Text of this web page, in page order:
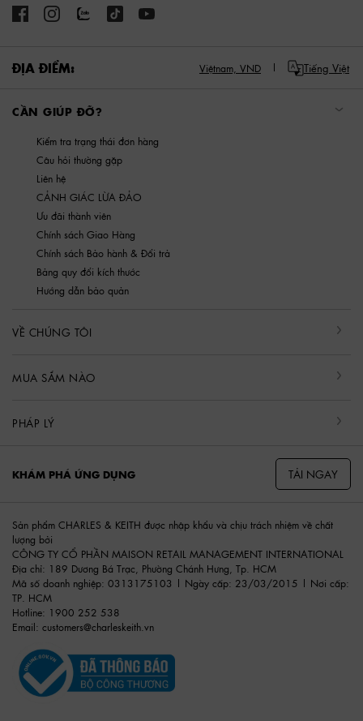
ĐỊA ĐIỂM: Việtnam, VND Tiếng Việt
CẦN GIÚP ĐỠ?
Kiểm tra trạng thái đơn hàng
Câu hỏi thường gặp
Liên hệ
CẢNH GIÁC LỪA ĐẢO
Ưu đãi thành viên
Chính sách Giao Hàng
Chính sách Bảo hành & Đổi trả
Bảng quy đổi kích thước
Hướng dẫn bảo quản
VỀ CHÚNG TÔI
MUA SẮM NÀO
PHÁP LÝ
KHÁM PHÁ ỨNG DỤNG TẢI NGAY
Sản phẩm CHARLES & KEITH được nhập khẩu và chịu trách nhiệm về chất
lượng bởi
CÔNG TY CỔ PHẦN MAISON RETAIL MANAGEMENT INTERNATIONAL
Địa chỉ: 189 Dương Bá Trạc, Phường Chánh Hưng, Tp. HCM
Mã số doanh nghiệp: 0313175103 | Ngày cấp: 23/03/2015 | Nơi cấp:
TP. HCM
Hotline: 1900 252 538
Email: customers@charleskeith.vn